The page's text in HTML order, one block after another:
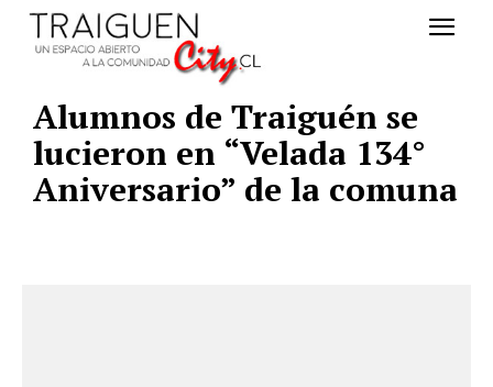
Alumnos de Traiguén se
lucieron en “Velada 134°
Aniversario” de la comuna